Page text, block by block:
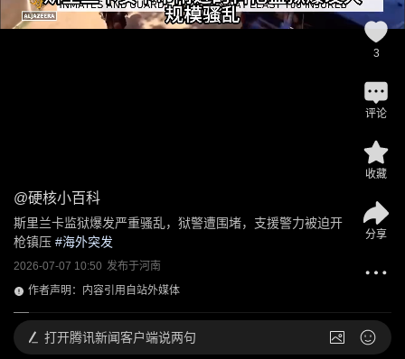
@硬核小百科
斯里兰卡监狱爆发严重骚乱，狱警遭围堵，支援警力被迫开
枪镇压 #海外突发
2026-07-07 10:50 发布于河南
作者声明：内容引用自站外媒体
3
评论
收藏
分享
打开腾讯新闻客户端说两句